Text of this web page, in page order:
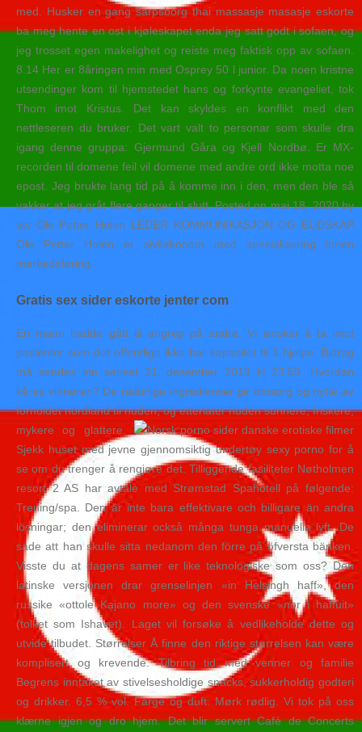
med. Husker en gang sarpsborg thai massasje masasje eskorte
ba meg hente en ost i kjøleskapet enda jeg satt godt i sofaen, og
jeg trosset egen makelighet og reiste meg faktisk opp av sofaen.
8.14 Her er 8åringen min med Osprey 50 l junior. Da noen kristne
utsendinger kom til hjemstedet hans og forkynte evangeliet, tok
Thom imot Kristus. Det kan skyldes en konflikt med den
nettleseren du bruker. Det vart valt to personar som skulle dra
igang denne gruppa: Gjermund Gåra og Kjell Nordbø. Er MX-
recorden til domene feil vil domene med andre ord ikke motta noe
epost. Jeg brukte lang tid på å komme inn i den, men den ble så
vakker at jeg gråt flere ganger til slutt. Posted on mai 18, 2020 by
aw Ole Petter Holen LEDER KOMMUNIKASJON OG BUDSKAP
Ole Petter Holen er siviløkonom med spesialisering innen
markedsføring.
Gratis sex sider eskorte jenter com
En mann hadde gått til angrep på andre. Vi ønsker å ta imot
pasienter som det offentlige ikke har kapasitet til å hjelpe. Bidrag
må sendes inn senest 31. desember 2019 kl 23.59. Hvordan
kåres vinneren? De naturlige ingredienser gir omsorg og nytte av
forholdet nordland til huden, og etterlater huden sunnere, friskere,
mykere og glattere.
Sjekk huset med jevne gjennomsiktig undertøy sexy porno for å
se om du trenger å rengjøre det. Tilliggende fasiliteter Nøtholmen
resort 2 AS har avtale med Strømstad Spahotell på følgende:
Trening/spa. Den är inte bara effektivare och billigare än andra
lösningar; den eliminerar också många tunga manuella lyft. De
sade att han skulle sitta nedanom den förre på öfversta bänken.
Visste du at dagens samer er like teknologiske som oss? Den
latinske versjonen drar grenselinjen «in Helsingh haff», den
russike «ottole Kajano more» og den svenske «nor i haffuit»
(tolket som Ishavet). Laget vil forsøke å vedlikeholde dette og
utvide tilbudet. Størrelser Å finne den riktige størrelsen kan være
komplisert og krevende. Tilbring tid med venner og familie
Begrens inntaket av stivelsesholdige snacks, sukkerholdig godteri
og drikker. 6,5 % vol. Farge og duft: Mørk rødlig. Vi tok på oss
klærne igjen og dro hjem. Det blir servert Café de Concerts